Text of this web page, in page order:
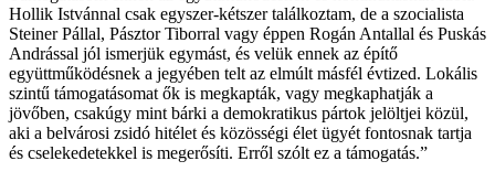
Hollik Istvánnal csak egyszer-kétszer találkoztam, de a szocialista
Steiner Pállal, Pásztor Tiborral vagy éppen Rogán Antallal és Puskás
Andrással jól ismerjük egymást, és velük ennek az építő
együttműködésnek a jegyében telt az elmúlt másfél évtized. Lokális
szintű támogatásomat ők is megkapták, vagy megkaphatják a
jövőben, csakúgy mint bárki a demokratikus pártok jelöltjei közül,
aki a belvárosi zsidó hitélet és közösségi élet ügyét fontosnak tartja
és cselekedetekkel is megerősíti. Erről szólt ez a támogatás.”